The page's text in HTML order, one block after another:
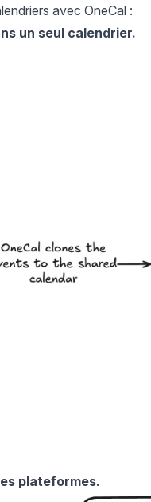
avec OneCal :
un seul calendrier.
plateformes.